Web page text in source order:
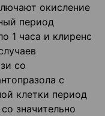
окисление
период
1 часа и клиренс
со
с
клетки период
значительно